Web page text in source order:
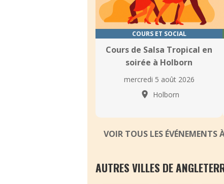
COURS ET SOCIAL
Cours de Salsa Tropical en
soirée à Holborn
mercredi 5 août 2026
Holborn
VOIR TOUS LES ÉVÉNEMENTS
AUTRES VILLES DE